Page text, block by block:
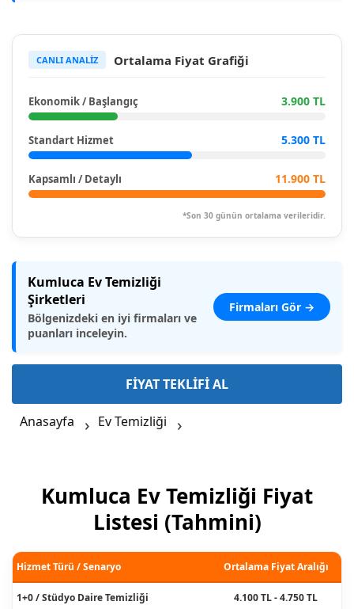
CANLI ANALİZ Ortalama Fiyat Grafiği
Ekonomik / Başlangıç 3.900 TL
Standart Hizmet 5.300 TL
Kapsamlı / Detaylı 11.900 TL
*Son 30 günün ortalama verileridir.
Kumluca Ev Temizliği
Şirketleri
Bölgenizdeki en iyi firmaları ve
puanları inceleyin.
Firmaları Gör →
FİYAT TEKLİFİ AL
Anasayfa Ev Temizliği
Kumluca Ev Temizliği Fiyat
Listesi (Tahmini)
Hizmet Türü / Senaryo Ortalama Fiyat Aralığı
1+0 / Stüdyo Daire Temizliği 4.100 TL - 4.750 TL